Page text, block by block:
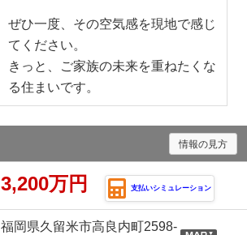
ぜひ一度、その空気感を現地で感じ
てください。
きっと、ご家族の未来を重ねたくな
る住まいです。
情報の見方
3,200万円 支払いシミュレーション
福岡県久留米市高良内町2598-